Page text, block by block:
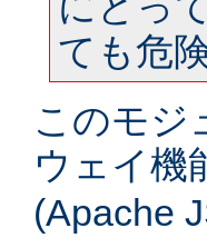
ても危
このモジ
ウェイ機
(Apache